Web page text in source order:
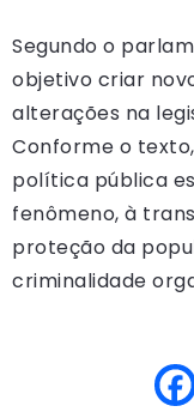
Segundo o
objetivo criar
alterações na
Conforme o
política pública
fenômeno, à
proteção da
criminalidade